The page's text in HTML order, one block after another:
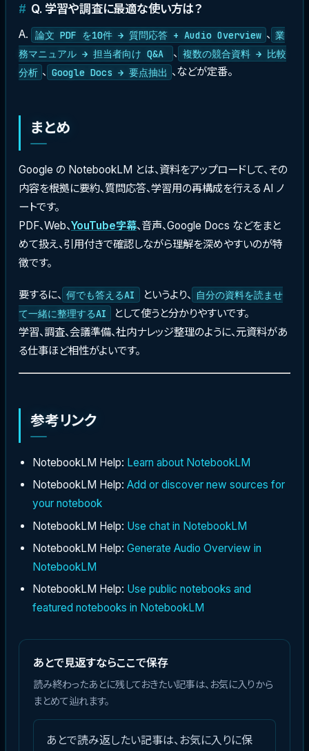
Q. 学習や調査に最適な使い方は？
A. 論文 PDF を10件 → 質問応答 + Audio Overview 、 業
務マニュアル → 担当者向け Q&A
、 複数の競合資料 → 比較
分析 、 Google Docs → 要点抽出 、などが定番。
まとめ
Google の NotebookLM とは、資料をアップロードして、その
内容を根拠に要約、質問応答、学習用の再構成を行える AI ノ
ートです。
PDF、Web、YouTube字幕、音声、Google Docs などをまと
めて扱え、引用付きで確認しながら理解を深めやすいのが特
徴です。
要するに、 何でも答えるAI というより、
自分の資料を読ませ
て一緒に整理するAI
として使うと分かりやすいです。
学習、調査、会議準備、社内ナレッジ整理のように、元資料があ
る仕事ほど相性がよいです。
参考リンク
NotebookLM Help: Learn about NotebookLM
NotebookLM Help: Add or discover new sources for
your notebook
NotebookLM Help: Use chat in NotebookLM
NotebookLM Help: Generate Audio Overview in
NotebookLM
NotebookLM Help: Use public notebooks and
featured notebooks in NotebookLM
あとで見返すならここで保存
読み終わったあとに残しておきたい記事は、お気に入りから
まとめて辿れます。
あとで読み返したい記事は、お気に入りに保